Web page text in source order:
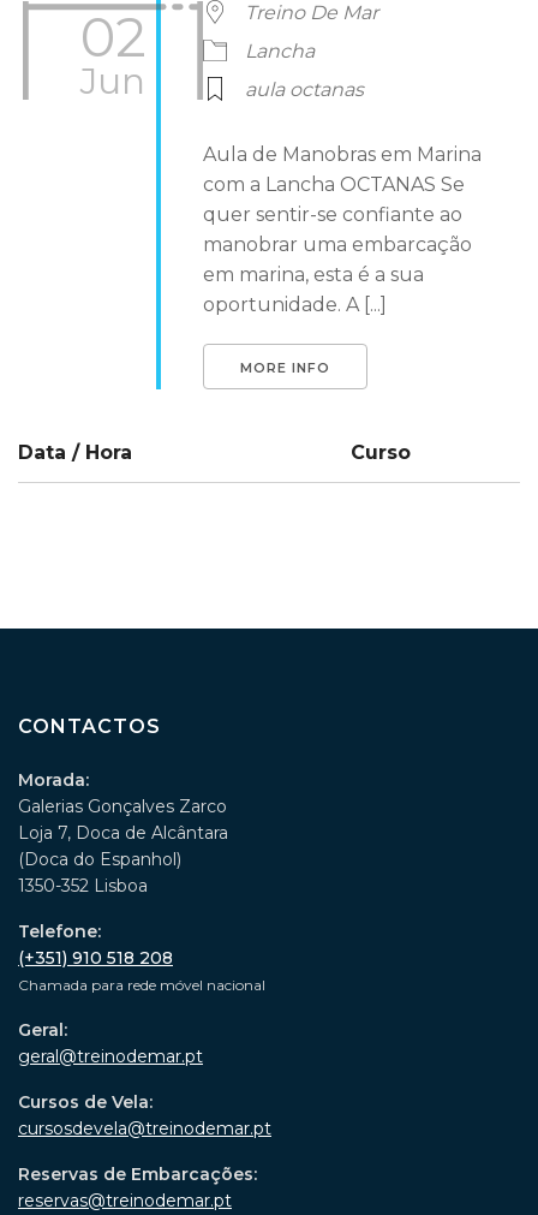
02
Jun
Treino De Mar
Lancha
aula octanas
Aula de Manobras em Marina
com a Lancha OCTANAS Se
quer sentir-se confiante ao
manobrar uma embarcação
em marina, esta é a sua
oportunidade. A [...]
MORE INFO
Data / Hora Curso
CONTACTOS
Morada:
Galerias Gonçalves Zarco
Loja 7, Doca de Alcântara
(Doca do Espanhol)
1350-352 Lisboa
Telefone:
(+351) 910 518 208
Chamada para rede móvel nacional
Geral:
geral@treinodemar.pt
Cursos de Vela:
cursosdevela@treinodemar.pt
Reservas de Embarcações:
reservas@treinodemar.pt